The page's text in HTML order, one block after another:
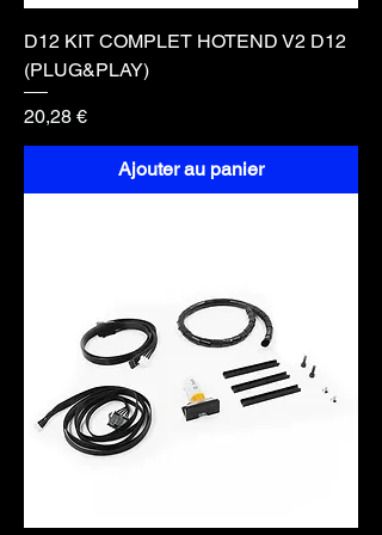
D12 KIT COMPLET HOTEND V2 D12
(PLUG&PLAY)
Prix
20,28 €
Ajouter au panier